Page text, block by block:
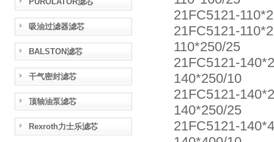
吸油过滤器滤芯
BALSTON滤芯
干气密封滤芯
顶轴油泵滤芯
Rexroth力士乐滤芯
21FC5121-
21FC5121-
110*250/25
21FC5121-
140*250/10
21FC5121-
140*250/25
21FC5121-